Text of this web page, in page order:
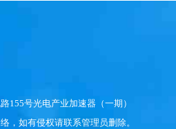
155号光电产业加速器（一期）
，如有侵权请联系管理员删除。